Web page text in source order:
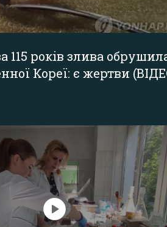
115 років злива
Кореї: є жертви